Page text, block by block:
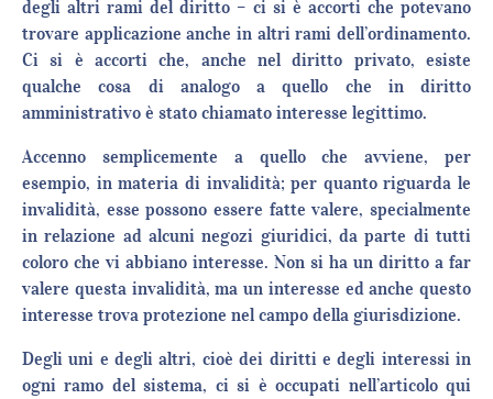
degli altri rami del diritto – ci si è accorti che potevano
trovare applicazione anche in altri rami dell’ordinamento.
Ci si è accorti che, anche nel diritto privato, esiste
qualche cosa di analogo a quello che in diritto
amministrativo è stato chiamato interesse legittimo.
Accenno semplicemente a quello che avviene, per
esempio, in materia di invalidità; per quanto riguarda le
invalidità, esse possono essere fatte valere, specialmente
in relazione ad alcuni negozi giuridici, da parte di tutti
coloro che vi abbiano interesse. Non si ha un diritto a far
valere questa invalidità, ma un interesse ed anche questo
interesse trova protezione nel campo della giurisdizione.
Degli uni e degli altri, cioè dei diritti e degli interessi in
ogni ramo del sistema, ci si è occupati nell’articolo qui